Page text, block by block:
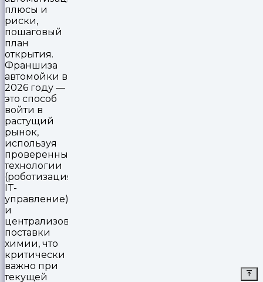
плюсы и
риски,
пошаговый
план
открытия.
Франшиза
автомойки в
2026 году —
это способ
войти в
растущий
рынок,
используя
проверенные
технологии
(роботизация,
IT-
управление)
и
централизованные
поставки
химии, что
критически
важно при
текущей